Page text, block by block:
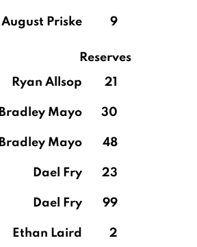
August Priske 9
Reserves
Ryan Allsop
21
Bradley Mayo 30
Bradley Mayo 48
Dael Fry 23
Dael Fry 99
Ethan Laird 2